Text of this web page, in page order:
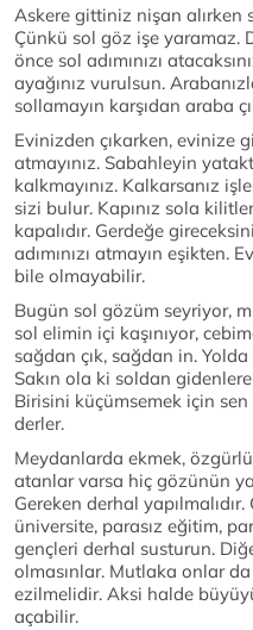
Askere gittiniz nişan alırken
Çünkü sol göz işe yaramaz.
önce sol adımınızı
ayağınız vurulsun.
sollamayın karşıdan araba
Evinizden çıkarken, evinize
atmayınız. Sabahleyin
kalkmayınız. Kalkarsanız
sizi bulur. Kapınız sola
kapalıdır. Gerdeğe
adımınızı atmayın
bile olmayabilir.
Bugün sol gözüm seyriyor,
sol elimin içi kaşınıyor,
sağdan çık, sağdan in.
Sakın ola ki soldan
Birisini küçümsemek için
derler.
Meydanlarda ekmek,
atanlar varsa hiç gözünün
Gereken derhal
üniversite, parasız eğitim,
gençleri derhal susturun.
olmasınlar. Mutlaka onlar da
ezilmelidir. Aksi halde
açabilir.